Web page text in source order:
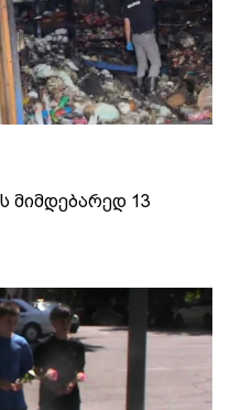
მიმდებარედ 13